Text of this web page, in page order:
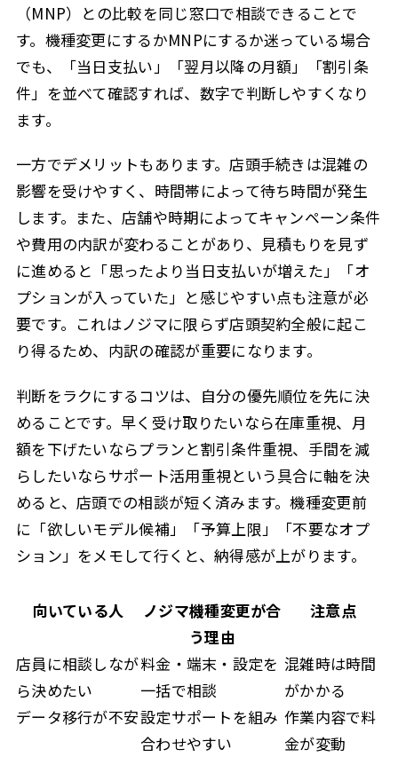
（MNP）との比較を同じ窓口で相談できることで
す。機種変更にするかMNPにするか迷っている場合
でも、「当日支払い」「翌月以降の月額」「割引条
件」を並べて確認すれば、数字で判断しやすくなり
ます。
一方でデメリットもあります。店頭手続きは混雑の
影響を受けやすく、時間帯によって待ち時間が発生
します。また、店舗や時期によってキャンペーン条件
や費用の内訳が変わることがあり、見積もりを見ず
に進めると「思ったより当日支払いが増えた」「オ
プションが入っていた」と感じやすい点も注意が必
要です。これはノジマに限らず店頭契約全般に起こ
り得るため、内訳の確認が重要になります。
判断をラクにするコツは、自分の優先順位を先に決
めることです。早く受け取りたいなら在庫重視、月
額を下げたいならプランと割引条件重視、手間を減
らしたいならサポート活用重視という具合に軸を決
めると、店頭での相談が短く済みます。機種変更前
に「欲しいモデル候補」「予算上限」「不要なオプ
ション」をメモして行くと、納得感が上がります。
向いている人
ノジマ機種変更が合
う理由
注意点
店員に相談しなが
ら決めたい
料金・端末・設定を
一括で相談
混雑時は時間
がかかる
データ移行が不安設定サポートを組み
合わせやすい
作業内容で料
金が変動